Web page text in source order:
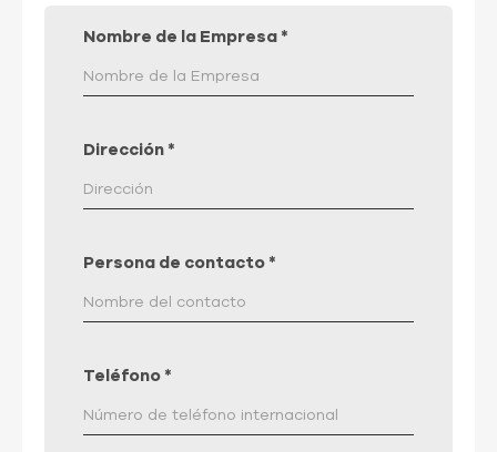
Nombre de la Empresa *
Dirección *
Persona de contacto *
Teléfono *